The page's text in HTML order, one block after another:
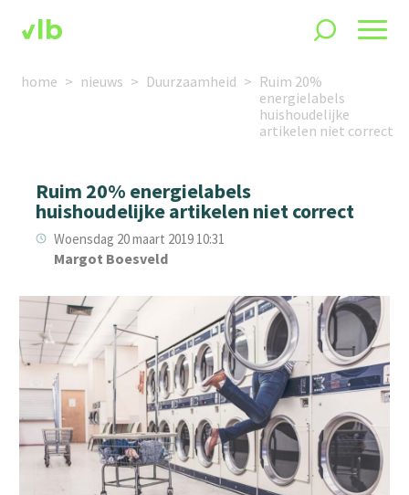
home nieuws Duurzaamheid
Ruim 20%
energielabels
huishoudelijke
artikelen niet correct
Ruim 20% energielabels
huishoudelijke artikelen niet correct
Woensdag 20 maart 2019 10:31
Margot Boesveld